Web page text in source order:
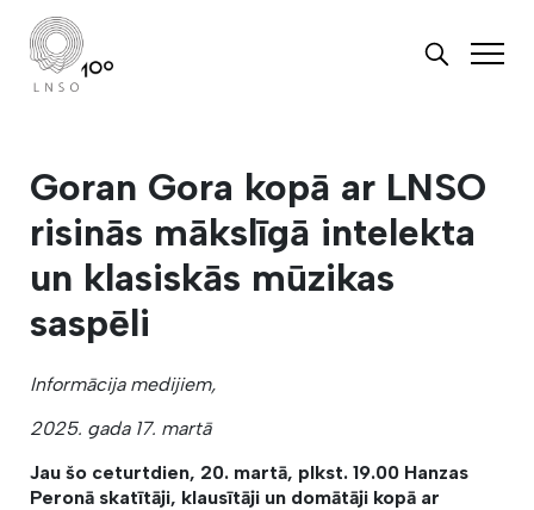
Goran Gora kopā ar LNSO
risinās mākslīgā intelekta
un klasiskās mūzikas
saspēli
Informācija medijiem,
2025. gada 17. martā
Jau šo ceturtdien, 20. martā, plkst. 19.00 Hanzas
Peronā skatītāji, klausītāji un domātāji kopā ar